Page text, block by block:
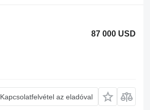
87 000 USD
Kapcsolatfelvétel az eladóval